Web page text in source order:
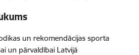
un rekomendācijas sporta
un pārvaldībai Latvijā